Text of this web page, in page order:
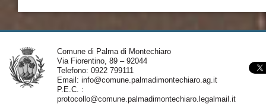
Comune di Palma di Montechiaro
Via Fiorentino, 89 – 92044
Telefono: 0922 799111
Email: info@comune.palmadimontechiaro.ag.it
P.E.C. :
protocollo@comune.palmadimontechiaro.legalmail.it